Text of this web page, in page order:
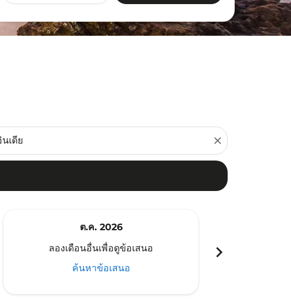
close
ต.ค. 2026
ลองเดือนอื่นเพื่อดูข้อเสนอ
ค้นหาข้อเสนอ
chevron_right